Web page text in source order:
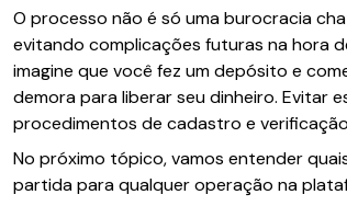
O processo não é só uma burocracia
evitando complicações futuras na hora
imagine que você fez um depósito e
demora para liberar seu dinheiro. Evitar
procedimentos de cadastro e
No próximo tópico, vamos entender
partida para qualquer operação na